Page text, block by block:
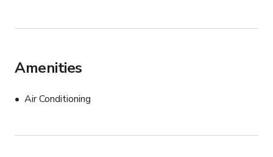
Amenities
Air Conditioning